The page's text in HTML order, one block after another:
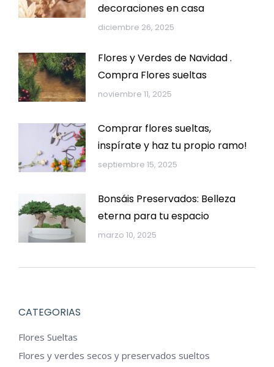
decoraciones en casa
diciembre 26, 2025
Flores y Verdes de Navidad .
Compra Flores sueltas
noviembre 11, 2025
Comprar flores sueltas,
inspírate y haz tu propio ramo!
septiembre 15, 2025
Bonsáis Preservados: Belleza
eterna para tu espacio
marzo 10, 2025
CATEGORIAS
Flores Sueltas
Flores y verdes secos y preservados sueltos